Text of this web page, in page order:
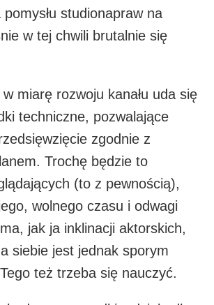
studionapraw na
w tej chwili brutalnie się
w miarę rozwoju kanału uda się
techniczne, pozwalające
zgodnie z
Trochę będzie to
(to z pewnością),
wolnego czasu i odwagi
jak ja inklinacji aktorskich,
siebie jest jednak sporym
też trzeba się nauczyć.